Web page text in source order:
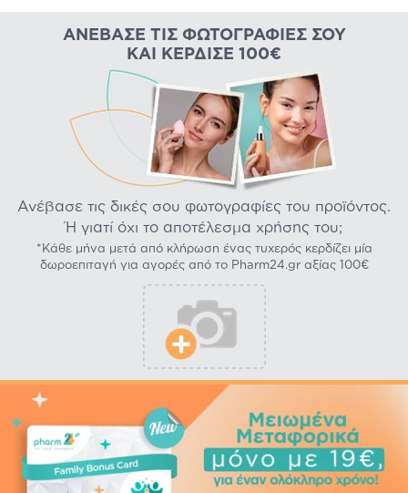
ΑΝΈΒΑΣΕ ΤΙΣ ΦΩΤΟΓΡΑΦΊΕΣ ΣΟΥ
ΚΑΙ ΚΈΡΔΙΣΕ 100€
Ανέβασε τις δικές σου φωτογραφίες του προϊόντος.
Ή γιατί όχι το αποτέλεσμα χρήσης του;
*Κάθε μήνα μετά από κλήρωση ένας τυχερός κερδίζει μία
δωροεπιταγή για αγορές από το Pharm24.gr αξίας 100€